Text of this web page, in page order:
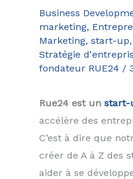
Business
marketing,
Marketing, start-
Stratégie
fondateur RUE24 /
Rue24 est un start-
accélère des
C’est à dire que
créer de A à Z des
aider à se